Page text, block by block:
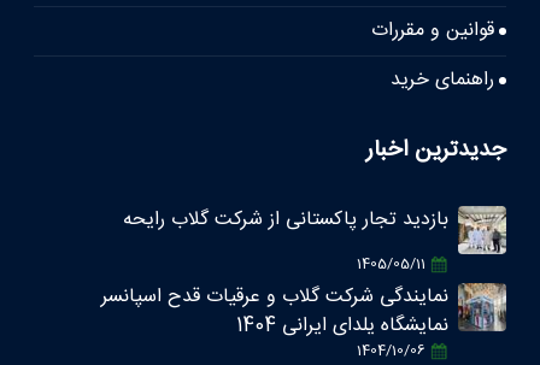
قوانین و مقررات
راهنمای خرید
جدیدترین اخبار
بازدید تجار پاکستانی از شرکت گلاب رایحه
1405/05/11
نمایندگی شرکت گلاب و عرقیات قدح اسپانسر
نمایشگاه یلدای ایرانی 1404
1404/10/06